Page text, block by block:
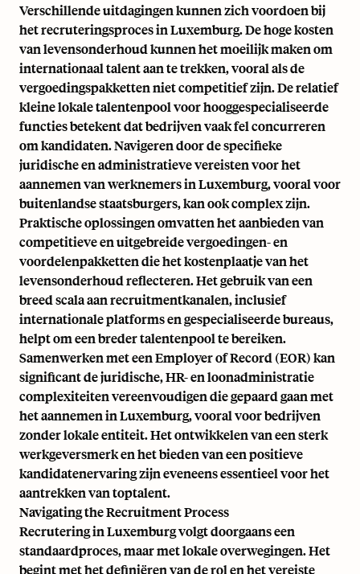
Verschillende uitdagingen kunnen zich voordoen bij
het recruteringsproces in Luxemburg. De hoge kosten
van levensonderhoud kunnen het moeilijk maken om
internationaal talent aan te trekken, vooral als de
vergoedingspakketten niet competitief zijn. De relatief
kleine lokale talentenpool voor hooggespecialiseerde
functies betekent dat bedrijven vaak fel concurreren
om kandidaten. Navigeren door de specifieke
juridische en administratieve vereisten voor het
aannemen van werknemers in Luxemburg, vooral voor
buitenlandse staatsburgers, kan ook complex zijn.
Praktische oplossingen omvatten het aanbieden van
competitieve en uitgebreide vergoedingen- en
voordelenpakketten die het kostenplaatje van het
levensonderhoud reflecteren. Het gebruik van een
breed scala aan recruitmentkanalen, inclusief
internationale platforms en gespecialiseerde bureaus,
helpt om een breder talentenpool te bereiken.
Samenwerken met een Employer of Record (EOR) kan
significant de juridische, HR- en loonadministratie
complexiteiten vereenvoudigen die gepaard gaan met
het aannemen in Luxemburg, vooral voor bedrijven
zonder lokale entiteit. Het ontwikkelen van een sterk
werkgeversmerk en het bieden van een positieve
kandidatenervaring zijn eveneens essentieel voor het
aantrekken van toptalent.
Navigating the Recruitment Process
Recrutering in Luxemburg volgt doorgaans een
standaardproces, maar met lokale overwegingen. Het
begint met het definiëren van de rol en het vereiste